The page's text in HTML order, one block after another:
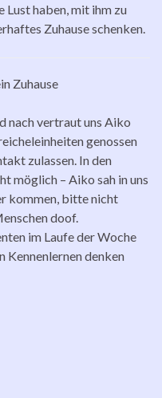
Lust haben, mit ihm zu
Zuhause schenken.
Zuhause
nach vertraut uns Aiko
genossen
zulassen. In den
möglich – Aiko sah in uns
kommen, bitte nicht
doof.
im Laufe der Woche
Kennenlernen denken